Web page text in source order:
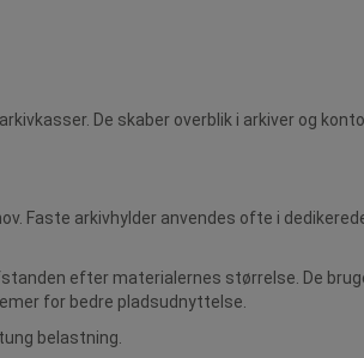
De skaber overblik i arkiver og
Faste arkivhylder anvendes ofte i
efter materialernes størrelse. De
for bedre pladsudnyttelse.
belastning.